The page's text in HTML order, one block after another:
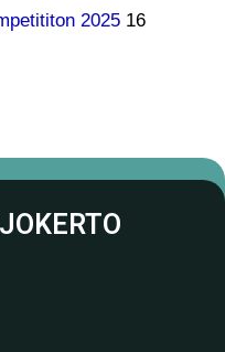
2025 16